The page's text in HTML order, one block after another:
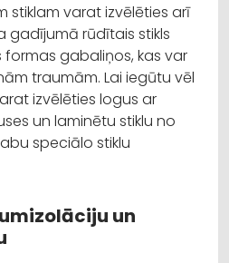
stiklam varat izvēlēties arī
gadījumā rūdītais stikls
formas gabaliņos, kas var
traumām. Lai iegūtu vēl
izvēlēties logus ar
un laminētu stiklu no
speciālo stiklu
un